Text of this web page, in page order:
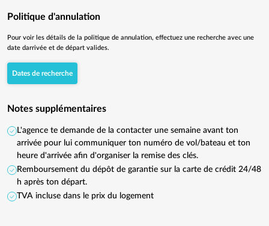
Politique d'annulation
Pour voir les détails de la politique de annulation, effectuez une recherche avec une
date darrivée et de départ valides.
Dates de recherche
Notes supplémentaires
L'agence te demande de la contacter une semaine avant ton
arrivée pour lui communiquer ton numéro de vol/bateau et ton
heure d'arrivée afin d'organiser la remise des clés.
Remboursement du dépôt de garantie sur la carte de crédit 24/48
h après ton départ.
TVA incluse dans le prix du logement